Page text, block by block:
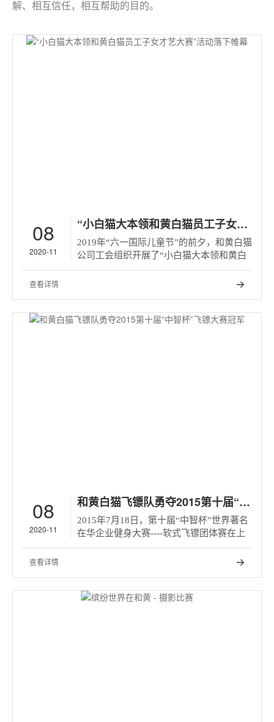
解、相互信任，相互帮助的目的。
08
2020-11
“小白猫大本领和黄白猫员工子女才艺大赛”活动落下帷幕
2019年“六一国际儿童节”的前夕，和黄白猫
公司工会组织开展了“小白猫大本领和黄白
猫员工子女才艺大赛”活动。通知发出后，
和黄白猫以及和黄商贸、和黄物流的奶妈奶
稿。至报名截止日，共收到48位员工子女的
查看详情 
08
2020-11
和黄白猫飞镖队勇夺2015第十届“中智杯”飞镖大赛冠军
2015年7月18日，第十届“中智杯”世界著名
在华企业健身大赛----软式飞镖团体赛在上
海漕河泾开发区综合篮球馆举行。该项赛事
由中华全国体育总会、中国职工文化体育协
局等单位主办。
查看详情 